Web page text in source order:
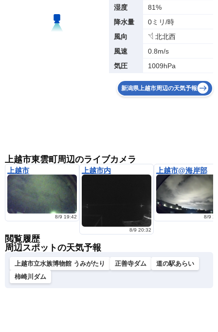
湿度
81%
降水量
0ミリ/時
風向
北北西
風速
0.8m/s
気圧
1009hPa
新潟県上越市周辺の天気予報
上越市東雲町周辺のライブカメラ
上越市
8/9 19:42
上越市内
8/9 20:32
上越市@海岸部
8/9
閲覧履歴
周辺スポットの天気予報
上越市立水族博物館 うみがたり 正善寺ダム
道の駅あらい
柿崎川ダム